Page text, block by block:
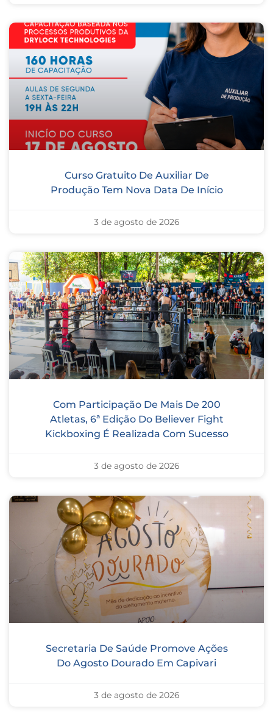
Curso Gratuito De Auxiliar De
Produção Tem Nova Data De Início
3 de agosto de 2026
Com Participação De Mais De 200
Atletas, 6ª Edição Do Believer Fight
Kickboxing É Realizada Com Sucesso
3 de agosto de 2026
Secretaria De Saúde Promove Ações
Do Agosto Dourado Em Capivari
3 de agosto de 2026